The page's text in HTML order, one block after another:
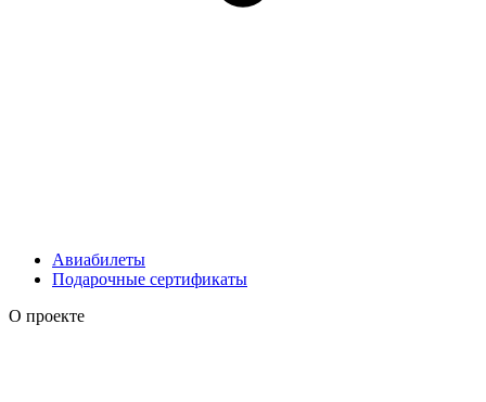
Авиабилеты
Подарочные сертификаты
О проекте